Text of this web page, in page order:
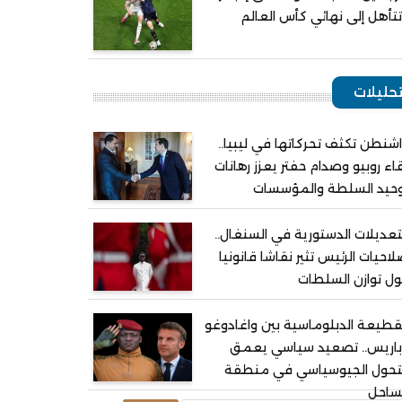
إلى نهائي كأس العالم
تحليلات
تكثف تحركاتها في ليبيا..
روبيو وصدام حفتر يعزز رهانات
السلطة والمؤسسات
الدستورية في السنغال..
الرئيس تثير نقاشا قانونيا
توازن السلطات
الدبلوماسية بين واغادوغو
تصعيد سياسي يعمق
الجيوسياسي في منطقة